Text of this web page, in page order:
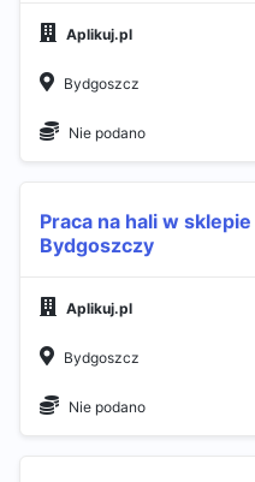
Aplikuj.pl
Bydgoszcz
Nie podano
Praca na hali w
Bydgoszczy
Aplikuj.pl
Bydgoszcz
Nie podano